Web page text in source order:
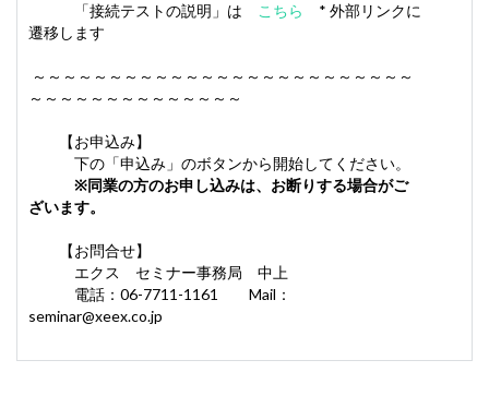
「接続テストの説明」は
こちら
* 外部リンクに
遷移します
～～～～～～～～～～～～～～～～～～～～～～～～～
～～～～～～～～～～～～～～
【お申込み】
下の「申込み」のボタンから開始してください。
※同業の方のお申し込みは、お断りする場合がご
ざいます。
【お問合せ】
エクス セミナー事務局 中上
電話：06-7711-1161 Mail：
seminar@xeex.co.jp